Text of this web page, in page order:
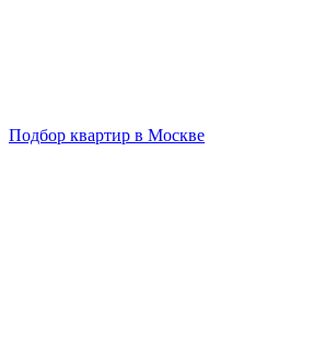
Подбор квартир в Москве